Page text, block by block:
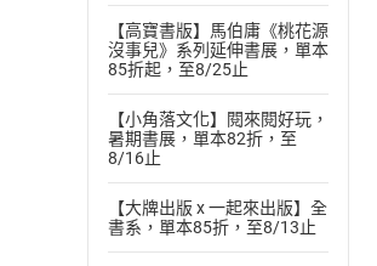
【高寶書版】馬伯庸《桃花源
沒事兒》系列延伸書展，單本
85折起，至8/25止
【小角落文化】閱來閱好玩，
暑期書展，單本82折，至
8/16止
【大牌出版 x 一起來出版】全
書系，單本85折，至8/13止